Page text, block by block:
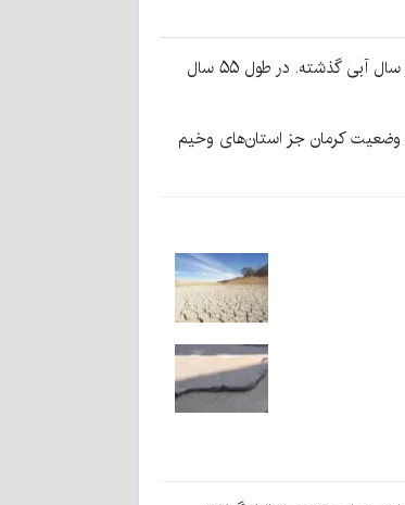
منابع رسمی، متوسط بارش در کشور ۴۹ میلی‌متر است. ۴۰ درصد کمتر از میانگین بلندمدت و ۲۱ درصد کمتر از سال آبی گذشته. در طول ۵۵ سال
وضعیت کرمان جز استان‌های وخیم